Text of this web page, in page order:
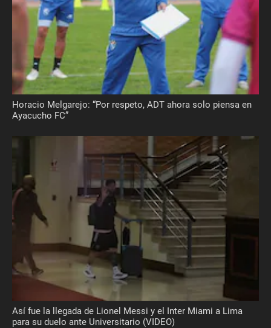
Horacio Melgarejo: “Por respeto, ADT ahora solo piensa en
Ayacucho FC”
Así fue la llegada de Lionel Messi y el Inter Miami a Lima
para su duelo ante Universitario (VIDEO)